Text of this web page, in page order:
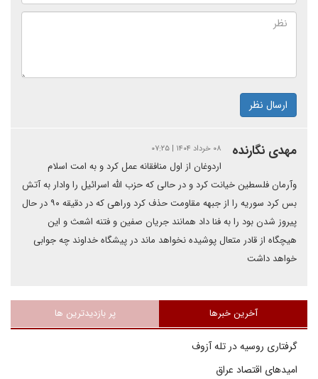
ارسال نظر
مهدی نگارنده ۰۸ خرداد ۱۴۰۴ | ۰۷:۲۵
اردوغان از اول منافقانه عمل کرد و به امت اسلام
وآرمان فلسطین خیانت کرد و در حالی که حزب الله اسرائیل را وادار به آتش
بس کرد سوریه را از جبهه مقاومت حذف کرد وراهی که در دقیقه ۹۰ در حال
پیروز شدن بود را به فنا داد همانند جریان صفین و فتنه اشعث و این
هیچگاه از قادر متعال پوشیده نخواهد ماند در پیشگاه خداوند چه جوابی
خواهد داشت
آخرین خبرها پر بازدیدترین ها
گرفتاری روسیه در تله آزوف
امیدهای اقتصاد عراق